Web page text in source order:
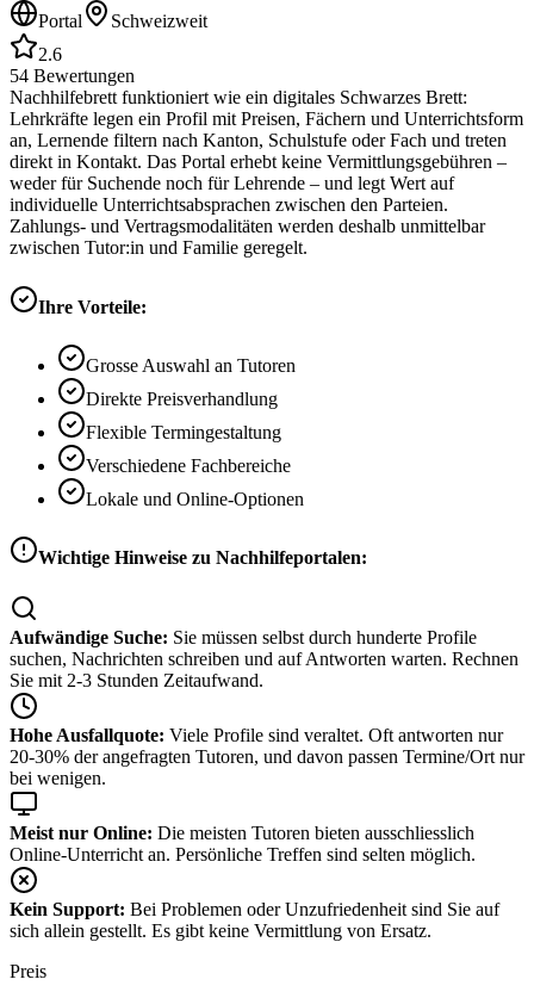
Portal
Schweizweit
2.6
54 Bewertungen
Nachhilfebrett funktioniert wie ein digitales Schwarzes Brett:
Lehrkräfte legen ein Profil mit Preisen, Fächern und Unterrichtsform
an, Lernende filtern nach Kanton, Schulstufe oder Fach und treten
direkt in Kontakt. Das Portal erhebt keine Vermittlungsgebühren –
weder für Suchende noch für Lehrende – und legt Wert auf
individuelle Unterrichtsabsprachen zwischen den Parteien.
Zahlungs- und Vertragsmodalitäten werden deshalb unmittelbar
zwischen Tutor:in und Familie geregelt.
Ihre Vorteile:
Grosse Auswahl an Tutoren
Direkte Preisverhandlung
Flexible Termingestaltung
Verschiedene Fachbereiche
Lokale und Online-Optionen
Wichtige Hinweise zu Nachhilfeportalen:
Aufwändige Suche: Sie müssen selbst durch hunderte Profile
suchen, Nachrichten schreiben und auf Antworten warten. Rechnen
Sie mit 2-3 Stunden Zeitaufwand.
Hohe Ausfallquote: Viele Profile sind veraltet. Oft antworten nur
20-30% der angefragten Tutoren, und davon passen Termine/Ort nur
bei wenigen.
Meist nur Online: Die meisten Tutoren bieten ausschliesslich
Online-Unterricht an. Persönliche Treffen sind selten möglich.
Kein Support: Bei Problemen oder Unzufriedenheit sind Sie auf
sich allein gestellt. Es gibt keine Vermittlung von Ersatz.
Preis